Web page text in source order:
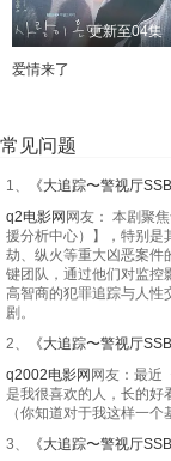
更新至04集
爱情来了
常见问题
1、
《大追踪〜警视厅
q2电影网网友： 本剧聚
援分析中心）】，特别
劫、纵火等重大凶恶案件
键团队，通过他们对监控
高智商的犯罪追踪与人性
剧。
2、
《大追踪〜警视厅
q2002电影网网友：最近
是我很喜欢的人，长的好
（你知道对于我这样一
3、
《大追踪〜警视厅